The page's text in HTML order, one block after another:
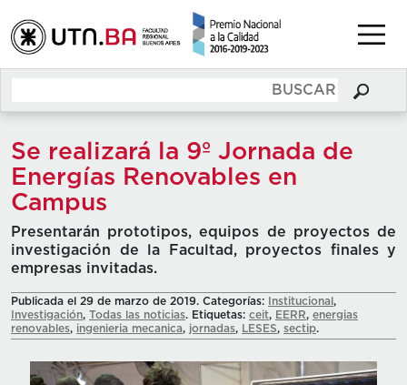
Se realizará la 9º Jornada de
Energías Renovables en
Campus
Presentarán prototipos, equipos de proyectos de
investigación de la Facultad, proyectos finales y
empresas invitadas.
Publicada el 29 de marzo de 2019. Categorías: Institucional ,
Investigación, Todas las noticias. Etiquetas: ceit, EERR, energias
renovables, ingenieria mecanica, jornadas, LESES, sectip.